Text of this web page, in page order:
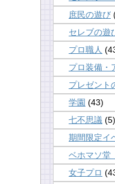
庶民の遊び
セレブの遊
プロ職人
プロ装備・
プレゼント
学園 (43)
七不思議 (5)
期間限定イ
ベホマソ堂
女子プロ